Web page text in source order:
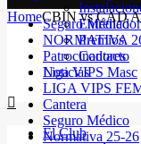
Seguro Médico
NORMATIVA
Patrocinadores
Noticias
El Club
Premios
Contacto
Liga VIPS Masc
LIGA VIPS
Cantera
Seguro Médico
Normativa 25-26
HomeCBIN vs CAD